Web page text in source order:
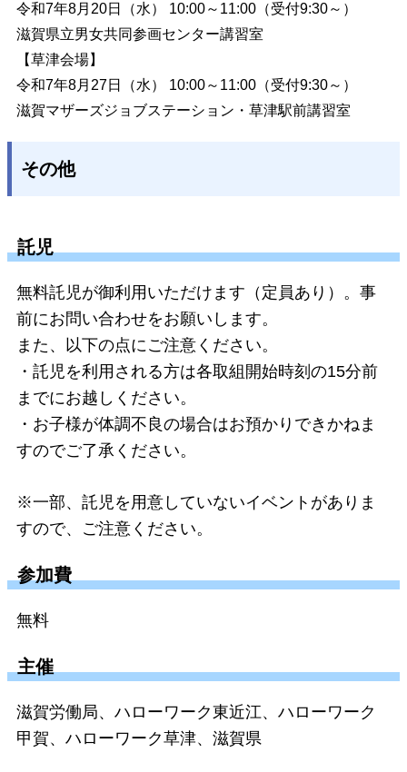
令和7年8月20日（水） 10:00～11:00（受付9:30～）
滋賀県立男女共同参画センター講習室
【草津会場】
令和7年8月27日（水） 10:00～11:00（受付9:30～）
滋賀マザーズジョブステーション・草津駅前講習室
その他
託児
無料託児が御利用いただけます（定員あり）。事
前にお問い合わせをお願いします。
また、以下の点にご注意ください。
・託児を利用される方は各取組開始時刻の15分前
までにお越しください。
・お子様が体調不良の場合はお預かりできかねま
すのでご了承ください。
※一部、託児を用意していないイベントがありま
すので、ご注意ください。
参加費
無料
主催
滋賀労働局、ハローワーク東近江、ハローワーク
甲賀、ハローワーク草津、滋賀県